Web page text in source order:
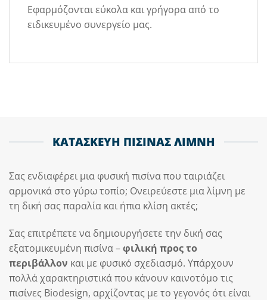
Εφαρμόζονται εύκολα και γρήγορα από το
ειδικευμένο συνεργείο μας.
ΚΑΤΑΣΚΕΥΗ ΠΙΣΙΝΑΣ ΛΙΜΝΗ
Σας ενδιαφέρει μια φυσική πισίνα που ταιριάζει
αρμονικά στο γύρω τοπίο; Ονειρεύεστε μια λίμνη με
τη δική σας παραλία και ήπια κλίση ακτές;
Σας επιτρέπετε να δημιουργήσετε την δική σας
εξατομικευμένη πισίνα –φιλική προς το
περιβάλλον και με φυσικό σχεδιασμό. Υπάρχουν
πολλά χαρακτηριστικά που κάνουν καινοτόμο τις
πισίνες Biodesign, αρχίζοντας με το γεγονός ότι είναι